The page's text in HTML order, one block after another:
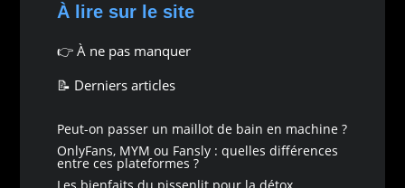
À lire sur le site
👉 À ne pas manquer
📝 Derniers articles
Peut-on passer un maillot de bain en machine ?
OnlyFans, MYM ou Fansly : quelles différences
entre ces plateformes ?